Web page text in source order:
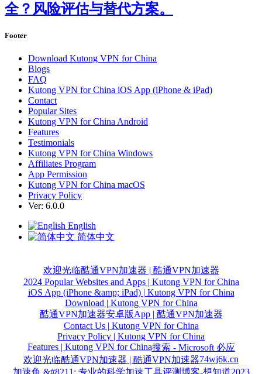
全？风险评估与替代方案。
Footer
Download Kutong VPN for China
Blogs
FAQ
Kutong VPN for China iOS App (iPhone & iPad)
Contact
Popular Sites
Kutong VPN for China Android
Features
Testimonials
Kutong VPN for China Windows
Affiliates Program
App Permission
Kutong VPN for China macOS
Privacy Policy
Ver: 6.0.0
English
简体中文
欢迎光临酷通VPN加速器 | 酷通VPN加速器
2024 Popular Websites and Apps | Kutong VPN for China
iOS App (iPhone &amp; iPad) | Kutong VPN for China
Download | Kutong VPN for China
酷通VPN加速器安卓版App | 酷通VPN加速器
Contact Us | Kutong VPN for China
Privacy Policy | Kutong VPN for China
Features | Kutong VPN for China搜索 - Microsoft 必应
欢迎光临酷通VPN加速器 | 酷通VPN加速器74wj6k.cn
加速鱼 &#8211; 专业的科学加速工具评测博客-想知道2023